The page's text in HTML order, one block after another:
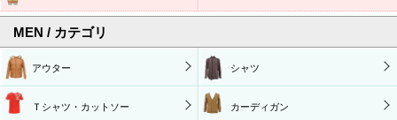
MEN / カテゴリ
アウター シャツ
Ｔシャツ・カットソー カーディガン